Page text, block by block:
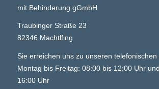
mit Behinderung gGmbH
Traubinger Straße 23
82346 Machtlfing
Sie erreichen uns zu unseren telefonischen
Montag bis Freitag: 08:00 bis 12:00 Uhr
16:00 Uhr